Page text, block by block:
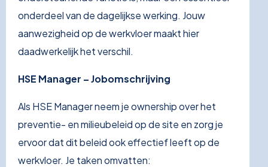
onderdeel van de dagelijkse werking. Jouw
aanwezigheid op de werkvloer maakt hier
daadwerkelijk het verschil.
HSE Manager – Jobomschrijving
Als HSE Manager neem je ownership over het
preventie- en milieubeleid op de site en zorg je
ervoor dat dit beleid ook effectief leeft op de
werkvloer. Je taken omvatten: